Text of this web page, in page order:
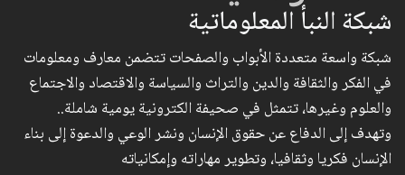
شبكة النبأ المعلوماتية
شبكة واسعة متعددة الأبواب والصفحات تتضمن معارف ومعلومات
في الفكر والثقافة والدين والتراث والسياسة والاقتصاد والاجتماع
والعلوم وغيرها، تتمثل في صحيفة الكترونية يومية شاملة..
وتهدف إلى الدفاع عن حقوق الإنسان ونشر الوعي والدعوة إلى بناء
الإنسان فكريا وثقافيا، وتطوير مهاراته وإمكانياته